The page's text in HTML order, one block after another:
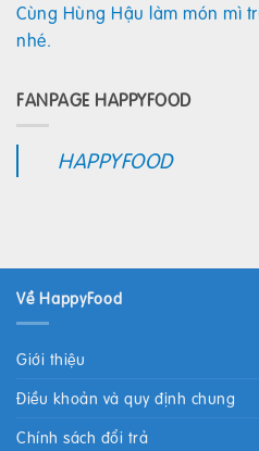
Cùng Hùng Hậu làm món mì
nhé.
FANPAGE HAPPYFOOD
HAPPYFOOD
Về HappyFood
Giới thiệu
Điều khoản và quy định chung
Chính sách đổi trả